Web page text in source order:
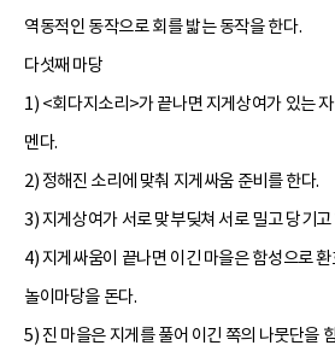
역동적인 동작으로 회를 밟는 동작을 한다.
다섯째 마당
1) <회다지소리>가 끝나면 지게상여가 있는
멘다.
2) 정해진 소리에 맞춰 지게싸움 준비를 한다.
3) 지게상여가 서로 맞부딪쳐 서로 밀고 당기
4) 지게싸움이 끝나면 이긴 마을은 함성으로
놀이마당을 돈다.
5) 진 마을은 지게를 풀어 이긴 쪽의 나뭇단을